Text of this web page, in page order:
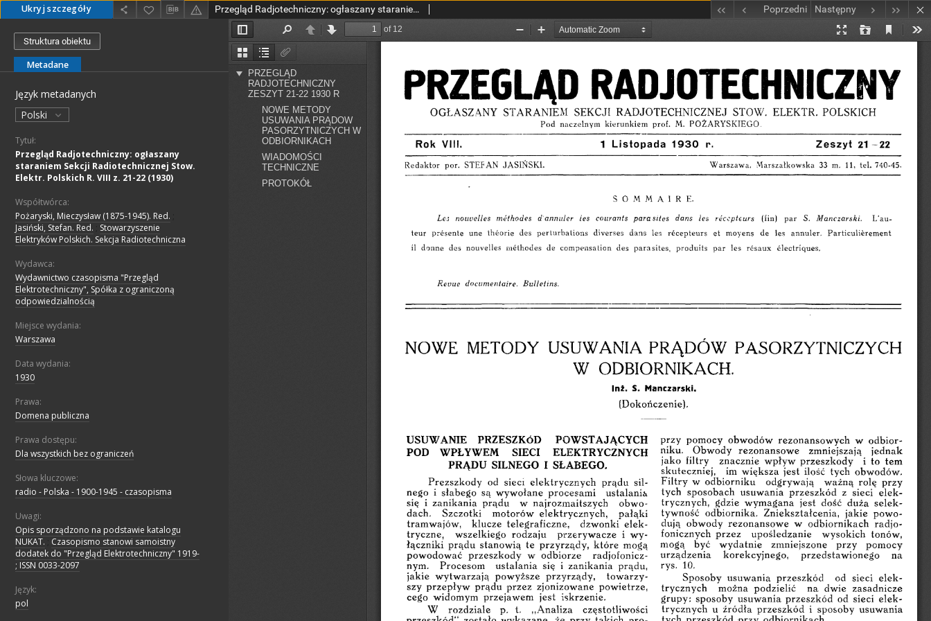
Ukryj szczegóły Przegląd Radjotechniczny: ogłaszany staraniem Sekcji Radiotechnicznej Stow. Elektr. Polskich R. VIII z. 21-22 (1930) Poprzedni Następny
Struktura obiektu
Metadane
Język metadanych
Polski
Tytuł:
Przegląd Radjotechniczny: ogłaszany
staraniem Sekcji Radiotechnicznej Stow.
Elektr. Polskich R. VIII z. 21-22 (1930)
Współtwórca:
Pożaryski, Mieczysław (1875-1945). Red.
Jasiński, Stefan. Red.
Stowarzyszenie
Elektryków Polskich. Sekcja Radiotechniczna
Wydawca:
Wydawnictwo czasopisma "Przegląd
Elektrotechniczny", Spółka z ograniczoną
odpowiedzialnością
Miejsce wydania:
Warszawa
Data wydania:
1930
Prawa:
Domena publiczna
Prawa dostępu:
Dla wszystkich bez ograniczeń
Słowa kluczowe:
radio - Polska - 1900-1945 - czasopisma
Uwagi:
Opis sporządzono na podstawie katalogu
NUKAT.
Czasopismo stanowi samoistny
dodatek do "Przegląd Elektrotechniczny" 1919-
; ISSN 0033-2097
Język:
pol